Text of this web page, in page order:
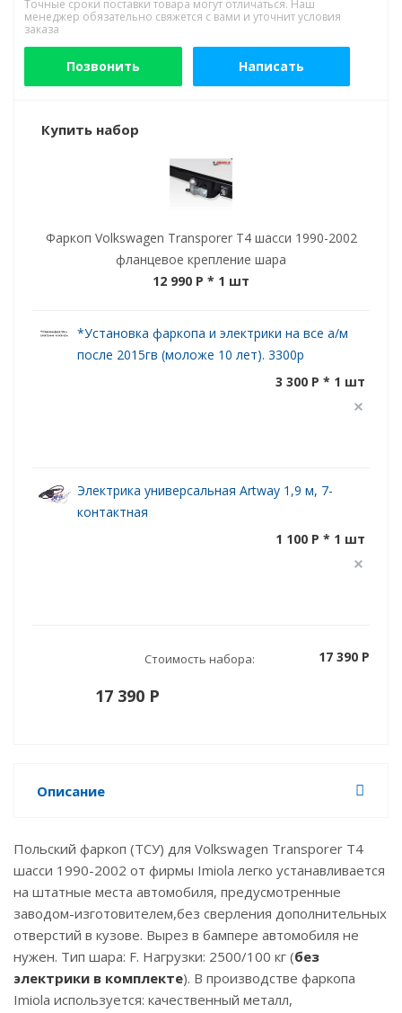
Точные сроки поставки товара могут отличаться. Наш
менеджер обязательно свяжется с вами и уточнит условия
заказа
Позвонить Написать
Купить набор
Фаркоп Volkswagen Transporer T4 шасси 1990-2002
фланцевое крепление шара
12 990 P * 1 шт
*Установка фаркопа и электрики на все а/м
после 2015гв (моложе 10 лет). 3300р
3 300 P * 1 шт
Электрика универсальная Artway 1,9 м, 7-
контактная
1 100 P * 1 шт
Стоимость набора: 17 390 P
17 390 P
Описание
Польский фаркоп (ТСУ) для Volkswagen Transporer T4
шасси 1990-2002 от фирмы Imiola легко устанавливается
на штатные места автомобиля, предусмотренные
заводом-изготовителем,без сверления дополнительных
отверстий в кузове. Вырез в бампере автомобиля не
нужен. Тип шара: F. Нагрузки: 2500/100 кг (без
электрики в комплекте). В производстве фаркопа
Imiola используется: качественный металл,